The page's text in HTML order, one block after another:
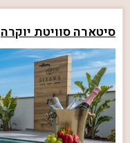
סיטארה סוויטת יוקרה